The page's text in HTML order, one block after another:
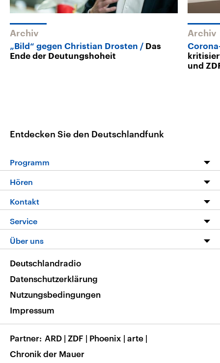
Archiv
„Bild“ gegen Christian Drosten
Das
Ende der Deutungshoheit
Archiv
und
Entdecken Sie den Deutschlandfunk
Programm
Programm
Die Nachrichten
Nachrichtenleicht
Neue Beiträge auf dlf.de
Hören
Livestream
Podcasts
Deutschlandfunk App
Nachrichten App
Frequenzen
Kontakt
Hörerservice
Service
FAQ
Veranstaltungen
Musikliste
RSS
Über uns
Barrierefreiheit
Deutschlandradio
Datenschutzerklärung
Nutzungsbedingungen
Impressum
Partner ARD | ZDF | Phoenix | arte |
Chronik der Mauer